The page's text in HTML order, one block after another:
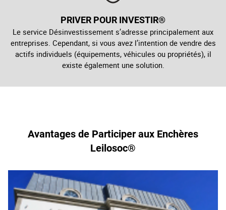
PRIVER POUR INVESTIR®
Le service Désinvestissement s’adresse principalement aux
entreprises. Cependant, si vous avez l’intention de vendre des
actifs individuels (équipements, véhicules ou propriétés), il
existe également une solution.
Avantages de Participer aux Enchères
Leilosoc®